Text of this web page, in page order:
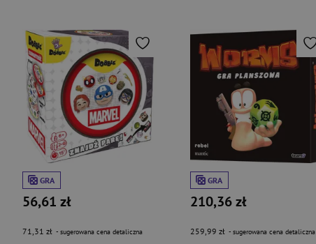
GRA
56,61 zł
71,31 zł - sugerowana cena detaliczna
GRA
210,36 zł
259,99 zł - sugerowana cena detaliczna